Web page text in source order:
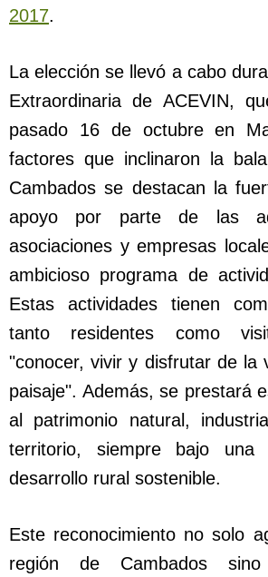
2017.
La elección se llevó a cabo
Extraordinaria de ACEVIN,
pasado 16 de octubre en
factores que inclinaron la
Cambados se destacan la
apoyo por parte de las
asociaciones y empresas
ambicioso programa de
Estas actividades tienen
tanto residentes como
"conocer, vivir y disfrutar de la
paisaje". Además, se prestará
al patrimonio natural,
territorio, siempre bajo una
desarrollo rural sostenible.
Este reconocimiento no solo
región de Cambados